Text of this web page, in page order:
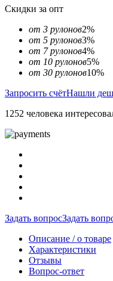
Скидки за опт
от 3 рулонов2%
от 5 рулонов3%
от 7 рулонов4%
от 10 рулонов5%
от 30 рулонов10%
Запросить счётНашли
1252 человека
Задать вопросЗадать
Описание / о товаре
Характеристики
Отзывы
Вопрос-ответ